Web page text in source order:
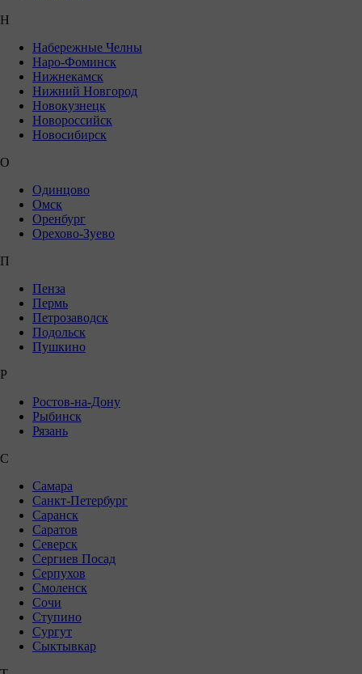
Н
Набережные Челны
Наро-Фоминск
Нижнекамск
Нижний Новгород
Новокузнецк
Новороссийск
Новосибирск
О
Одинцово
Омск
Оренбург
Орехово-Зуево
П
Пенза
Пермь
Петрозаводск
Подольск
Пушкино
Р
Ростов-на-Дону
Рыбинск
Рязань
С
Самара
Санкт-Петербург
Саранск
Саратов
Северск
Сергиев Посад
Серпухов
Смоленск
Сочи
Ступино
Сургут
Сыктывкар